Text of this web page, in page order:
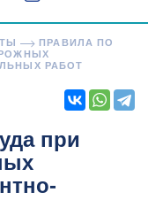
ПРАВИЛА ПО
РАБОТ
при